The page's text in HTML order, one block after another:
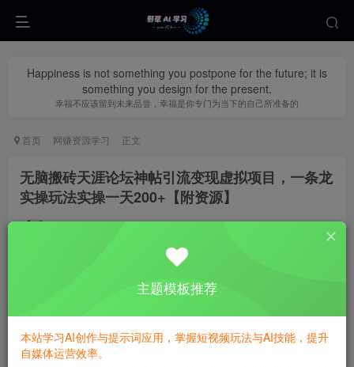
Happiness is not something you postpone for the future; it is
something you design for the present.
幸福不应该留到未来品尝，幸福是你专门为当下的自己所准备的
首页 网赚资源学习 正文
无脑搬砖天涯论坛神帖引流变现虚拟项目，一条龙
实操玩法实操一天200+【附资源】
私信
主题模板推荐
本站学习AI创作与提示词应用，掌握短视频玩法与AI技能，提升
自媒体运营效率。